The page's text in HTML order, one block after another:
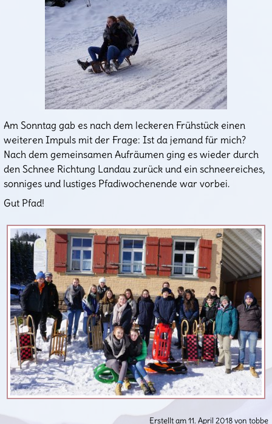
Am Sonntag gab es nach dem leckeren Frühstück einen
weiteren Impuls mit der Frage: Ist da jemand für mich?
Nach dem gemeinsamen Aufräumen ging es wieder durch
den Schnee Richtung Landau zurück und ein schneereiches,
sonniges und lustiges Pfadiwochenende war vorbei.
Gut Pfad!
Erstellt am 11. April 2018 von tobbe